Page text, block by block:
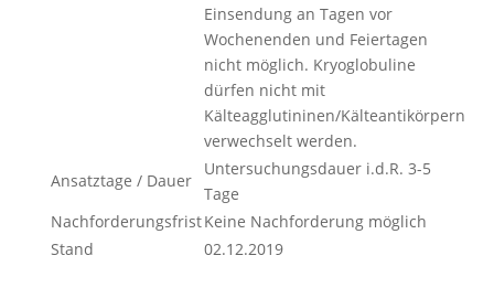
Einsendung an Tagen vor
Wochenenden und Feiertagen
nicht möglich. Kryoglobuline
dürfen nicht mit
Kälteagglutininen/Kälteantikörpern
verwechselt werden.
Ansatztage / Dauer
Untersuchungsdauer i.d.R. 3-5
Tage
NachforderungsfristKeine Nachforderung möglich
Stand
02.12.2019